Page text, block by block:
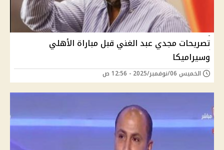
تصريحات مجدي عبد الغني قبل مباراة الأهلي
وسيراميكا
الخميس 06/نوفمبر/2025 - 12:56 ص